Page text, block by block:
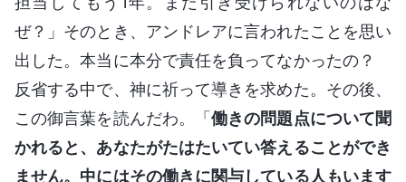
ぜ？」そのとき、アンドレアに言われたことを思い
出した。本当に本分で責任を負ってなかったの？
反省する中で、神に祈って導きを求めた。その後、
この御言葉を読んだわ。「働きの問題点について聞
かれると、あなたがたはたいてい答えることができ
ません。中にはその働きに関与している人もいます